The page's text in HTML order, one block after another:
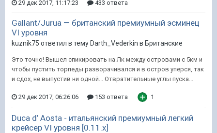
29 дек 2017, 11:17:23 433 ответа
Gallant/Jurua — британский премиумный эсминец
VI уровня
kuznik75 ответил в тему Darth_Vederkin в Британские
Это точно! Вышел спикировать на Лк между островами с 5км и
чтобы пустить торпеды разворачивался и в остров уперся, так
и сдох, не выпустив ни одной... Отвратительные углы пуска...
29 дек 2017, 06:26:06 153 ответа 1
Duca d’ Aosta - итальянский премиумный легкий
крейсер VI уровня [0.11.x]